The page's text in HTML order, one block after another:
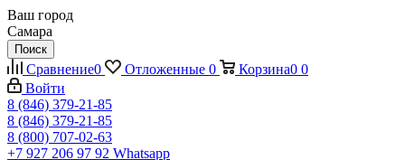
Ваш город
Самара
Поиск
Сравнение0 Отложенные 0 Корзина0 0
Войти
8 (846) 379-21-85
8 (846) 379-21-85
8 (800) 707-02-63
+7 927 206 97 92 Whatsapp